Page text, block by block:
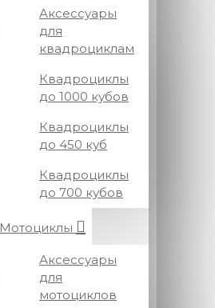
Аксессуары
для
квадроциклам
Квадроциклы
до 1000 кубов
Квадроциклы
до 450 куб
Квадроциклы
до 700 кубов
Мотоциклы
Аксессуары
для
мотоциклов